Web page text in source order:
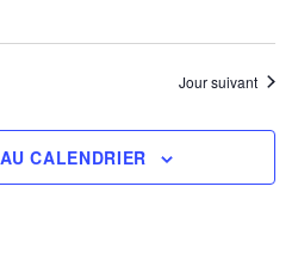
Jour suivant
CALENDRIER